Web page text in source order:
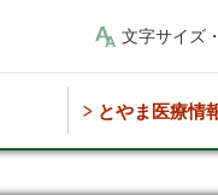
文字サイズ
とやま医療情